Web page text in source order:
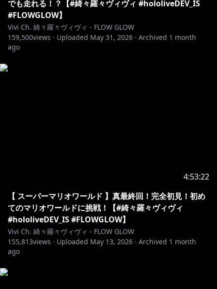
https://www.instagram.com/kikiraravivi/
v=6h1mezywMCw&t=0s
＜Streaming & Download＞
https://cover.lnk.to/nuYv32
✧♡✧♡✧♡✧♡✧♡✧♡✧♡✧♡✧♡✧♡✧♡
でも走れる！？【#綺々羅々ヴィヴィ #hololiveDEV_IS
#FLOWGLOW】
Vivi Ch. 綺々羅々ヴィヴィ - FLOW GLOW
159,500views · Uploaded May 31, 2026 · Archived 1 month
ago
4:53:22
【 スーパーマリオワールド 】真最終回！完全初見！初め
てのマリオワールドに挑戦！【#綺々羅々ヴィヴィ
#hololiveDEV_IS #FLOWGLOW】
Vivi Ch. 綺々羅々ヴィヴィ - FLOW GLOW
155,813views · Uploaded May 13, 2026 · Archived 1 month
ago